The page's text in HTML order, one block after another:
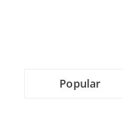
Popular